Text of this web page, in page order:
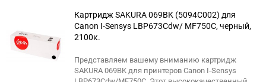
30
90
Картридж SAKURA 069BK (5094C002) для
Сanon I-Sensys LBP673Cdw/ MF750C, черный,
2100к.
Представляем вашему вниманию картридж
SAKURA 069BK для принтеров Canon I-Sensys